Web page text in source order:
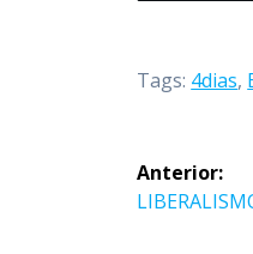
Tags: 4dias,
de
Anterior:
Post